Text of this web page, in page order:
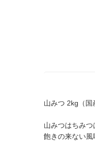
山みつ 2kg（国
山みつはちみ
飽きの来ない風